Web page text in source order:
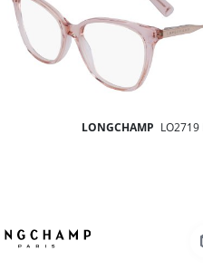
LONGCHAMP LO2719